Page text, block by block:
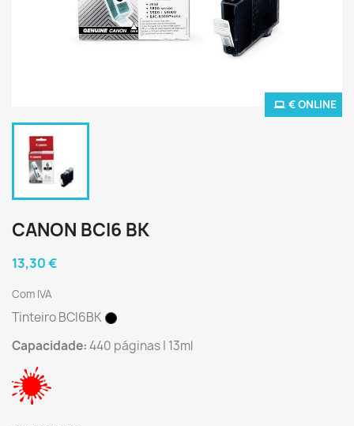
€ ONLINE
CANON BCI6 BK
13,30 €
Com IVA
Tinteiro BCI6BK
Capacidade:440 páginas | 13ml